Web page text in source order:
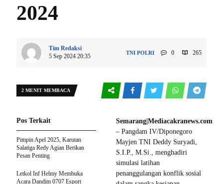
2024
Tim Redaksi
5 Sep 2024 20:35
TNI POLRI 0 265
2 MENIT MEMBACA
Semarang|Mediacakranews.com
– Pangdam IV/Diponegoro
Mayjen TNI Deddy Suryadi,
S.I.P., M.Si., menghadiri
simulasi latihan
penanggulangan konflik sosial
Pos Terkait
Pimpin Apel 2025, Karutan
Salatiga Redy Agian Berikan
Pesan Penting
Letkol Inf Helmy Membuka
Acara Dandim 0707 Esport